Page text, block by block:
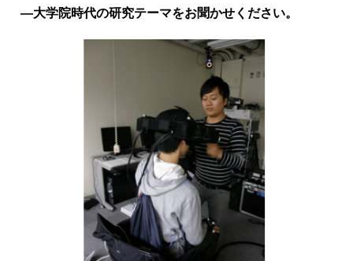
―大学院時代の研究テーマをお聞かせください。